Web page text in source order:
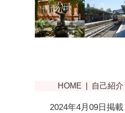
2024年4月09日掲